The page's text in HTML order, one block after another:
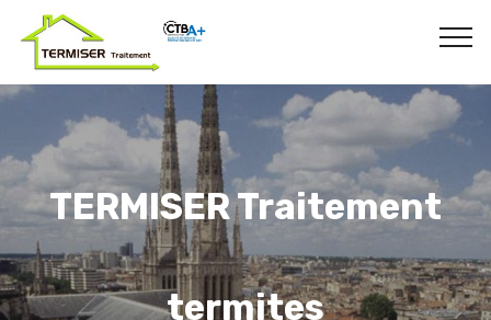
TERMISER Traitement
termites